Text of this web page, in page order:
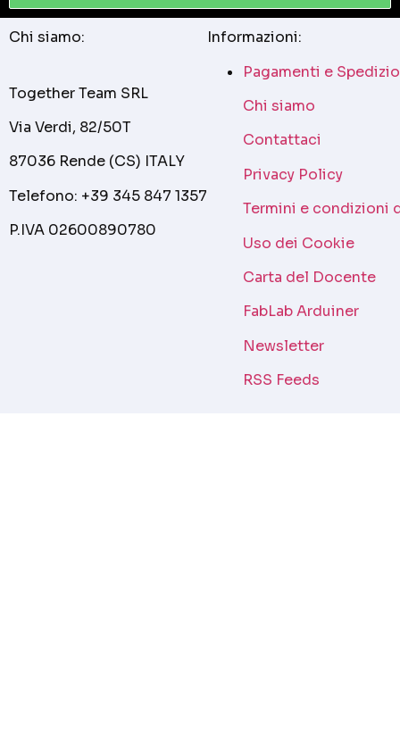
Chi siamo:
Together Team SRL
Via Verdi, 82/50T
87036 Rende (CS) ITALY
Telefono: +39 345 847 1357
P.IVA 02600890780
Informazioni:
Pagamenti e
Chi siamo
Contattaci
Privacy Policy
Termini e condizioni
Uso dei Cookie
Carta del Docente
FabLab Arduiner
Newsletter
RSS Feeds